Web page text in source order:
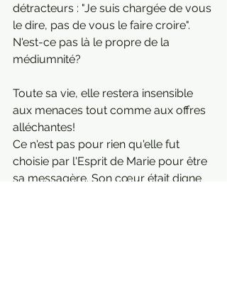
détracteurs : "Je suis chargée de vous
le dire, pas de vous le faire croire".
N'est-ce pas là le propre de la
médiumnité?
Toute sa vie, elle restera insensible
aux menaces tout comme aux offres
alléchantes!
Ce n'est pas pour rien qu'elle fut
choisie par l'Esprit de Marie pour être
sa messagère. Son cœur était digne